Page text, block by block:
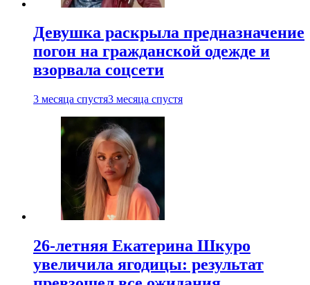
Девушка раскрыла предназначение
погон на гражданской одежде и
взорвала соцсети
3 месяца спустя3 месяца спустя
26-летняя Екатерина Шкуро
увеличила ягодицы: результат